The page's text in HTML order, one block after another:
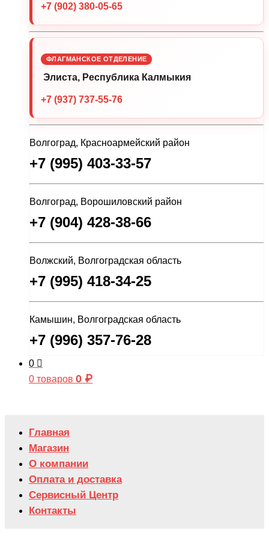
+7 (902) 380-05-65
ФЛАГМАНСКОЕ ОТДЕЛЕНИЕ
Элиста, Республика Калмыкия
+7 (937) 737-55-76
Волгоград, Красноармейский район
+7 (995) 403-33-57
Волгоград, Ворошиловский район
+7 (904) 428-38-66
Волжский, Волгоградская область
+7 (995) 418-34-25
Камышин, Волгоградская область
+7 (996) 357-76-28
0
0 товаров 0 ₽
Главная
Магазин
О компании
Оплата и доставка
Сервисный Центр
Контакты